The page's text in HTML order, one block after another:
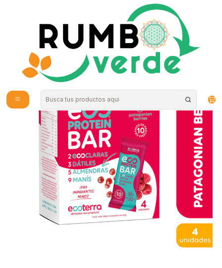
Envío gratis por compras sobre los 59.990 en la provincia de Santiago
Snacks Saludables
Caja barra patagonian berries 4 unidades EcoTerra